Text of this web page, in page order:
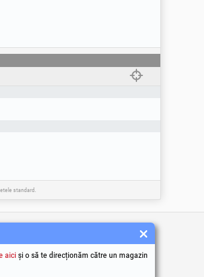
standard.
aiciși o să te direcționăm către un magazin